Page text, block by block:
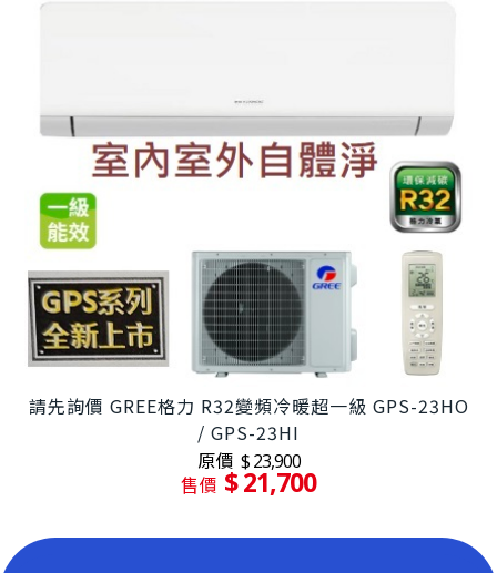
請先詢價 GREE格力 R32變頻冷暖超一級 GPS-23HO
/ GPS-23HI
原價 $ 23,900
售價 $ 21,700